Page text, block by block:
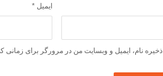
ایمیل *
ذخیره نام، ایمیل و وبسایت من در مرورگر برای زمانی